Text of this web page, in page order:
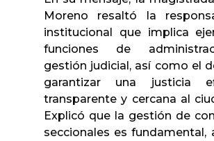
Moreno resaltó la
institucional que implica
funciones de
gestión judicial, así como el
garantizar una justicia
transparente y cercana al
Explicó que la gestión de
seccionales es fundamental,